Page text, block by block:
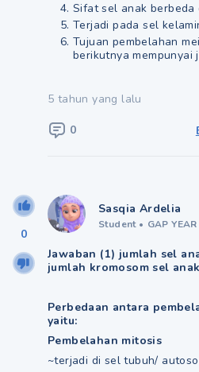
Sifat sel anak berbeda
Terjadi pada sel
Tujuan pembelahan
berikutnya mempunyai
5 tahun yang lalu
0
0
Sasqia Ardelia
Student • GAP YEAR
Jawaban (1) jumlah sel
jumlah kromosom sel anak
Perbedaan antara
yaitu:
Pembelahan mitosis
~terjadi di sel tubuh/